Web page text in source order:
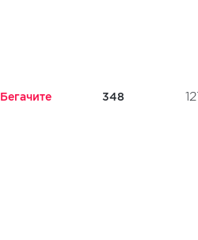
Бегачите 348